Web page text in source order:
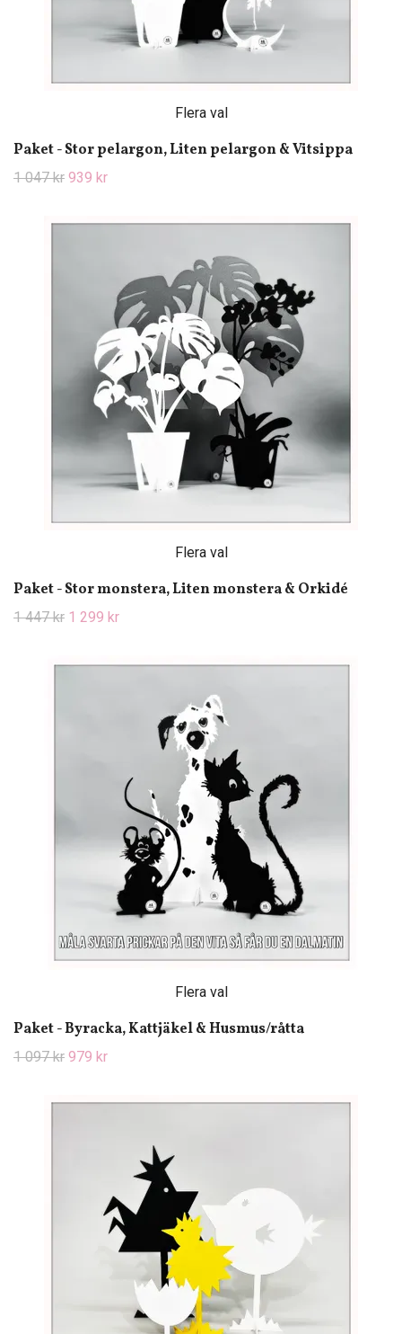
Flera val
Paket - Stor pelargon, Liten pelargon & Vitsippa
1 047 kr 939 kr
Flera val
Paket - Stor monstera, Liten monstera & Orkidé
1 447 kr 1 299 kr
Flera val
Paket - Byracka, Kattjäkel & Husmus/råtta
1 097 kr 979 kr